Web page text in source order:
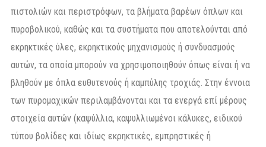
πιστολιών και περιστρόφων, τα βλήματα βαρέων όπλων και
πυροβολικού, καθώς και τα συστήματα που αποτελούνται από
εκρηκτικές ύλες, εκρηκτικούς μηχανισμούς ή συνδυασμούς
αυτών, τα οποία μπορούν να χρησιμοποιηθούν όπως είναι ή να
βληθούν με όπλα ευθυτενούς ή καμπύλης τροχιάς. Στην έννοια
των πυρομαχικών περιλαμβάνονται και τα ενεργά επί μέρους
στοιχεία αυτών (καψύλλια, καψυλλιωμένοι κάλυκες, ειδικού
τύπου βολίδες και ιδίως εκρηκτικές, εμπρηστικές ή